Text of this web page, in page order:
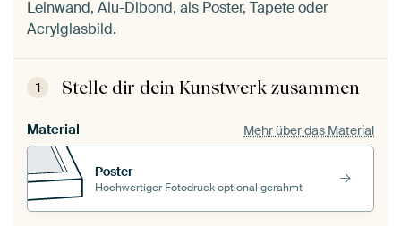
Leinwand, Alu-Dibond, als Poster, Tapete oder
Acrylglasbild.
1 Stelle dir dein Kunstwerk zusammen
Material Mehr über das Material
Poster
Hochwertiger Fotodruck optional gerahmt